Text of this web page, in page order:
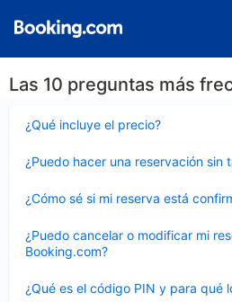
Las 10 preguntas más
¿Qué incluye el precio?
cerrado
¿Puedo hacer una reservación sin
cerrado
¿Cómo sé si mi reserva está
cerrado
¿Puedo cancelar o modificar mi
Booking.com?
cerrado
¿Qué es el código PIN y para qué
cerrado